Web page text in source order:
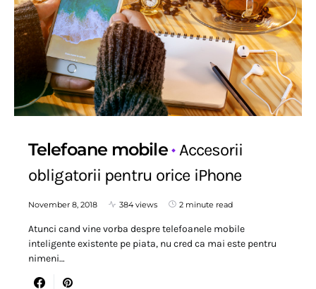
Telefoane mobile Accesorii
obligatorii pentru orice iPhone
November 8, 2018 384 views 2 minute read
Atunci cand vine vorba despre telefoanele mobile
inteligente existente pe piata, nu cred ca mai este pentru
nimeni…